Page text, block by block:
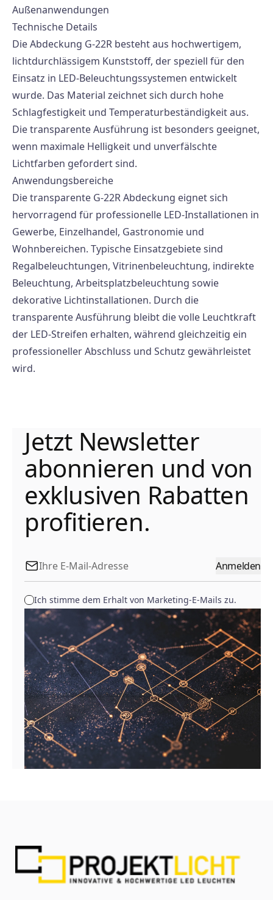
Außenanwendungen
Technische Details
Die Abdeckung G-22R besteht aus hochwertigem,
lichtdurchlässigem Kunststoff, der speziell für den
Einsatz in LED-Beleuchtungssystemen entwickelt
wurde. Das Material zeichnet sich durch hohe
Schlagfestigkeit und Temperaturbeständigkeit aus.
Die transparente Ausführung ist besonders geeignet,
wenn maximale Helligkeit und unverfälschte
Lichtfarben gefordert sind.
Anwendungsbereiche
Die transparente G-22R Abdeckung eignet sich
hervorragend für professionelle LED-Installationen in
Gewerbe, Einzelhandel, Gastronomie und
Wohnbereichen. Typische Einsatzgebiete sind
Regalbeleuchtungen, Vitrinenbeleuchtung, indirekte
Beleuchtung, Arbeitsplatzbeleuchtung sowie
dekorative Lichtinstallationen. Durch die
transparente Ausführung bleibt die volle Leuchtkraft
der LED-Streifen erhalten, während gleichzeitig ein
professioneller Abschluss und Schutz gewährleistet
wird.
Jetzt Newsletter
abonnieren und von
exklusiven Rabatten
profitieren.
Anmelden
Ich stimme dem Erhalt von Marketing-E-Mails zu.